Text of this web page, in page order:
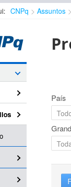
CNPq Assuntos
País